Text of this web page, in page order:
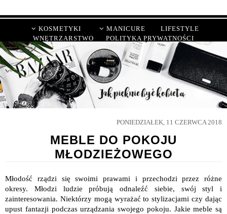
KOSMETYKI MANICURE
LIFESTYLE
WNĘTRZARSTWO
POLITYKA PRYWATNOŚCI
PONIEDZIAŁEK, 11 CZERWCA 2018
MEBLE DO POKOJU
MŁODZIEŻOWEGO
Młodość rządzi się swoimi prawami i przechodzi przez różne
okresy. Młodzi ludzie próbują odnaleźć siebie, swój styl i
zainteresowania. Niektórzy mogą wyrażać to stylizacjami czy dając
upust fantazji podczas urządzania swojego pokoju. Jakie meble są